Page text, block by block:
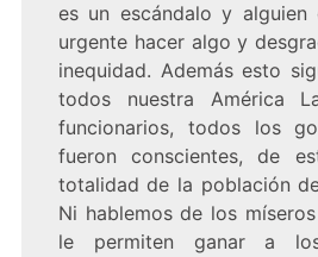
es un escándalo y alguien
urgente hacer algo y
inequidad. Además esto
todos nuestra América
funcionarios, todos los
fueron conscientes, de
totalidad de la población
Ni hablemos de los
le permiten ganar a los